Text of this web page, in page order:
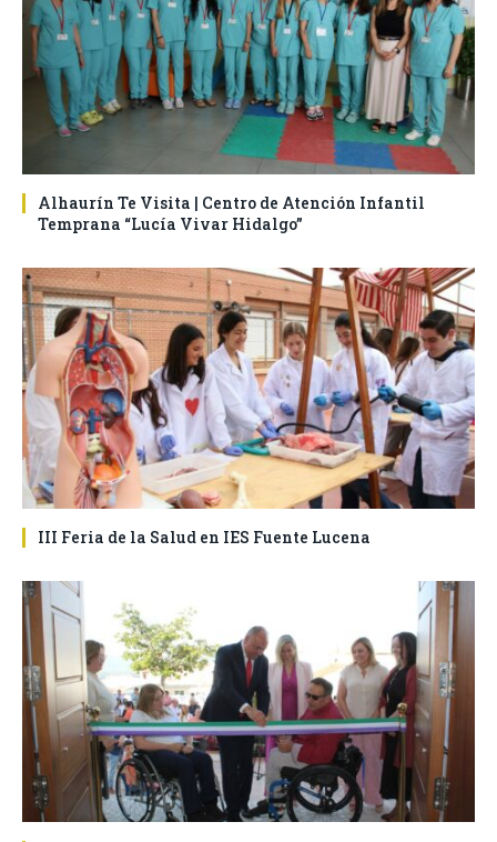
Alhaurín Te Visita | Centro de Atención Infantil
Temprana “Lucía Vivar Hidalgo”
III Feria de la Salud en IES Fuente Lucena